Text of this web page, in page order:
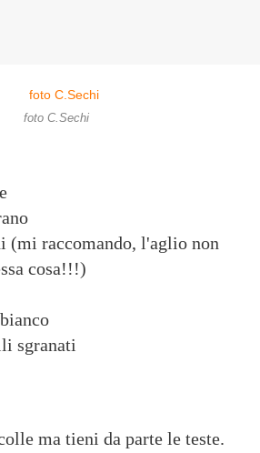
foto C.Sechi
(mi raccomando, l'aglio non
cosa!!!)
sgranati
ma tieni da parte le teste.